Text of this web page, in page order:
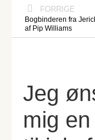
FORRIGE
Bogbinderen fra
af Pip Williams
Jeg
mig